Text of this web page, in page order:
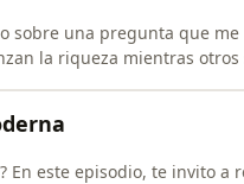
sobre una pregunta que
la riqueza mientras
En este episodio, te invito a